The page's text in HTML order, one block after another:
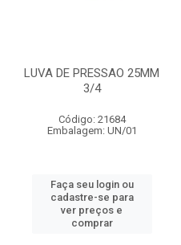
LUVA DE PRESSAO 25MM
3/4
Código: 21684
Embalagem: UN/01
Faça seu login ou
cadastre-se para
ver preços e
comprar